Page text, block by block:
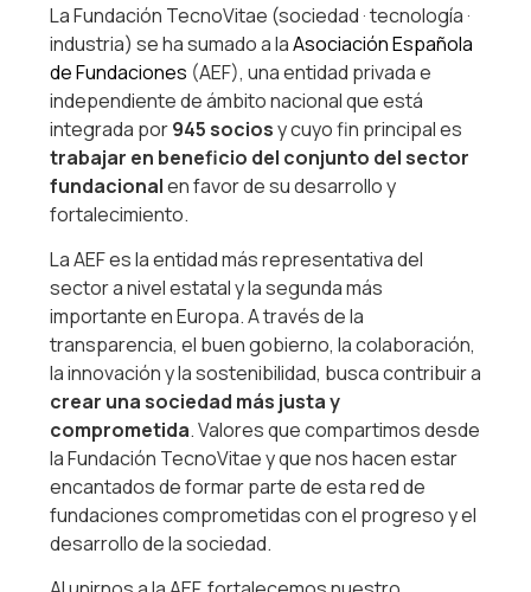
La Fundación TecnoVitae (sociedad · tecnología ·
industria) se ha sumado a laAsociación Española
de Fundaciones (AEF), una entidad privada e
independiente de ámbito nacional que está
integrada por945 sociosy cuyo fin principal es
trabajar en beneficio del conjunto del sector
fundacionalen favor de su desarrollo y
fortalecimiento.
La AEF es la entidad más representativa del
sector a nivel estatal y la segunda más
importante en Europa. A través de la
transparencia, el buen gobierno, la colaboración,
la innovación y la sostenibilidad, busca contribuir a
crear una sociedad más justa y
comprometida. Valores que compartimos desde
la Fundación TecnoVitae y que nos hacen estar
encantados de formar parte de esta red de
fundaciones comprometidas con el progreso y el
desarrollo de la sociedad.